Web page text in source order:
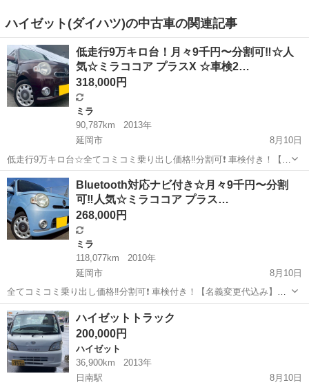
ハイゼット(ダイハツ)の中古車の関連記事
低走行9万キロ台！月々9千円〜分割可‼️☆人
気☆ミラココア プラスX ☆車検2…
318,000円
ミラ
90,787km
2013年
延岡市
8月10日
低走行9万キロ台☆全てコミコミ乗り出し価格‼️分割可❗️ 車検付き！【名
義変更代込み】Bluetoothナビ付き☆走行中DVD見れます☆ETC付き☆
おしゃれな内装・圧迫感の無い車内☆ドライブレコーダー付き☆その
まま乗って帰れ...
宮崎 延岡市
Bluetooth対応ナビ付き☆月々9千円〜分割
可‼️人気☆ミラココア プラス…
268,000円
ミラ
118,077km
2010年
延岡市
8月10日
全てコミコミ乗り出し価格‼️分割可❗️ 車検付き！【名義変更代込み】ダ
イハツ ミラココア プラスX☆おしゃれな内装・圧迫感の無い車内！
Bluetooth対応ナビ付き☆お出かけに嬉しいETC付き☆事故修復歴無し
☆ドライブレコー...
宮崎 延岡市 ミラ
ハイゼットトラック
200,000円
ハイゼット
36,900km
2013年
日南駅
8月10日